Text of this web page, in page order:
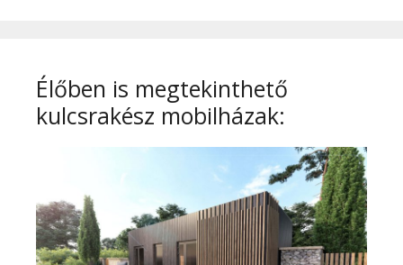
Élőben is megtekinthető
kulcsrakész mobilházak: